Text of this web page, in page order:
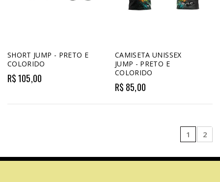
SHORT JUMP - PRETO E
COLORIDO
R$ 105,00
CAMISETA UNISSEX
JUMP - PRETO E
COLORIDO
R$ 85,00
1 2